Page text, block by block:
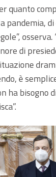
quanto
pandemia, di
osserva.
di
è
ha bisogno